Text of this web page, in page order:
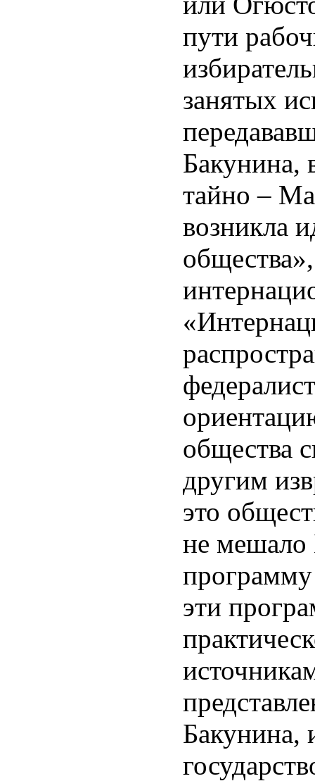
пути
занятых
Бакунина,
тайно –
возникла
общества
другим
это
не мешало
программу
эти
Бакунина,